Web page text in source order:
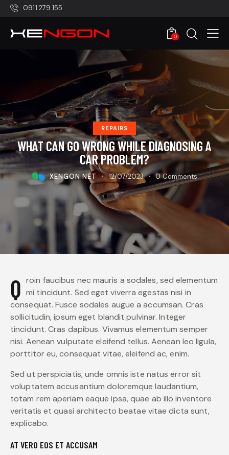
0911 279 155
0
REPAIRS
WHAT CAN GO WRONG WHILE DIAGNOSING A
CAR PROBLEM?
XENGON.NET 12/07/2023 0 Comments
Qroin faucibus nec mauris a sodales, sed elementum mi tincidunt. Sed eget viverra egestas nisi in
consequat. Fusce sodales augue a accumsan. Cras
sollicitudin, ipsum eget blandit pulvinar. Integer
tincidunt. Cras dapibus. Vivamus elementum semper
nisi. Aenean vulputate eleifend tellus. Aenean leo ligula,
porttitor eu, consequat vitae, eleifend ac, enim.
Sed ut perspiciatis, unde omnis iste natus error sit
voluptatem accusantium doloremque laudantium,
totam rem aperiam eaque ipsa, quae ab illo inventore
veritatis et quasi architecto beatae vitae dicta sunt,
explicabo.
AT VERO EOS ET ACCUSAM